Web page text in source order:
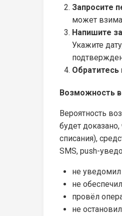
Запросите
может
Напишите
Укажите
Обратитесь
Возможность
Вероятность
будет
списания),
SMS, push-
не уведомил
не
провёл
не